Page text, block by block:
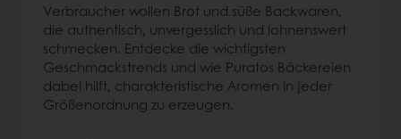
Verbraucher wollen Brot und süße Backwaren,
die authentisch, unvergesslich und lohnenswert
schmecken. Entdecke die wichtigsten
Geschmackstrends und wie Puratos Bäckereien
dabei hilft, charakteristische Aromen in jeder
Größenordnung zu erzeugen.